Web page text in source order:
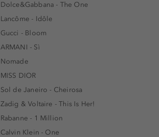
Dolce&Gabbana - The One
Lancôme - Idôle
Gucci - Bloom
ARMANI - Sì
Nomade
MISS DIOR
Sol de Janeiro - Cheirosa
Zadig & Voltaire - This Is Her!
Rabanne - 1 Million
Calvin Klein - One